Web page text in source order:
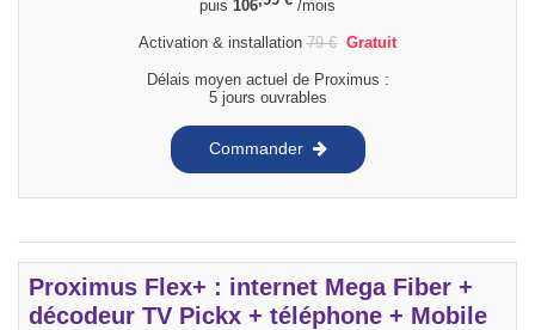
puis 106 /mois
Activation & installation 79€ Gratuit
Délais moyen actuel de Proximus :
5 jours ouvrables
Commander
Proximus Flex+ : internet Mega Fiber +
décodeur TV Pickx + téléphone + Mobile